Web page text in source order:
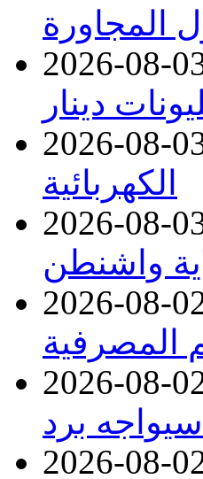
المجاورة
2026-08-
2026-08-
الكهربائية
2026-08-
واشنطن
2026-08-
المصرفية
2026-08-
برد
2026-08-